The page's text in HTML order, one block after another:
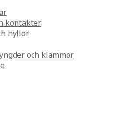
kontakter
hyllor
och klämmor